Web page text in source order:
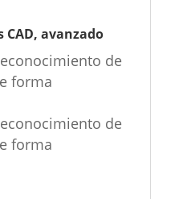
avanzado
de
forma
de
forma